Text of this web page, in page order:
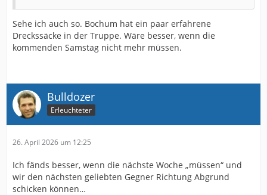
Sehe ich auch so. Bochum hat ein paar erfahrene
Dreckssäcke in der Truppe. Wäre besser, wenn die
kommenden Samstag nicht mehr müssen.
Bulldozer
Erleuchteter
26. April 2026 um 12:25
Ich fänds besser, wenn die nächste Woche „müssen“ und
wir den nächsten geliebten Gegner Richtung Abgrund
schicken können…